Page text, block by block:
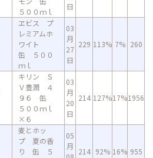
５００ｍｌ
日
ヱビス プ
レミアムホ
ワイト
缶 ５００
ｍｌ
03
月
27
日
229 113% 7% 260
キリン Ｓ
Ｖ豊潤 ４
９６ 缶
５００ｍｌ
×６
03
月
20
日
214 127%17%1956
麦とホッ
プ 夏の香
り 缶 ５
05
月
214 92% 16% 955